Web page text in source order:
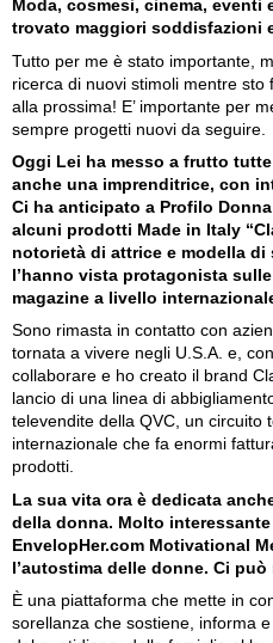
Moda, cosmesi, cinema,
trovato maggiori soddisfazioni
Tutto per me è stato importante,
ricerca di nuovi stimoli mentre
alla prossima! E’ importante per
sempre progetti nuovi da seguire.
Oggi Lei ha messo a frutto
anche una imprenditrice, con
Ci ha anticipato a Profilo
alcuni prodotti Made in Italy
notorietà di attrice e modella
l’hanno vista protagonista
magazine a livello
Sono rimasta in contatto con
tornata a vivere negli U.S.A. e,
collaborare e ho creato il brand
lancio di una linea di
televendite della QVC, un circuito
internazionale che fa enormi
prodotti.
La sua vita ora è dedicata
della donna. Molto
EnvelopHer.com Motivational
l’autostima delle donne. Ci
È una piattaforma che mette in
sorellanza che sostiene, informa